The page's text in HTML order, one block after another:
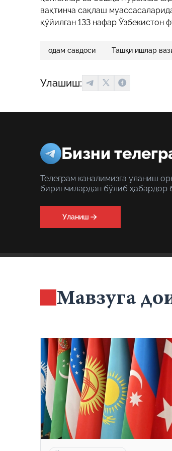
вақтинча сақлаш
қўйилган 133 нафар Ўзбекистон
одам савдоси Ташқи ишлар
Улашиш:
Бизни
Телеграм каналимизга уланиш
биринчилардан бўлиб ҳабардор
Уланиш
Мавзуга